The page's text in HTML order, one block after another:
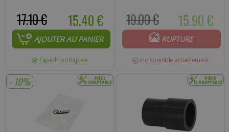
15.40 €
17.10 €
AJOUTER AU PANIER
Expédition Rapide
15.90 €
19.00 €
RUPTURE
Indisponible actuellement
- 10%